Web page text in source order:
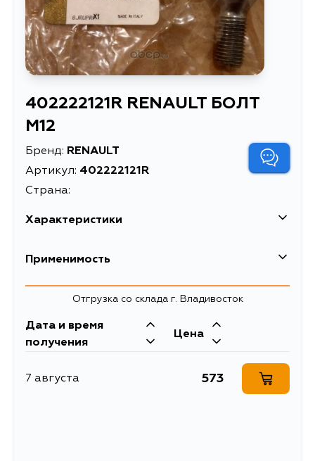
402222121R RENAULT БОЛТ
М12
Бренд: RENAULT
Артикул: 402222121R
Страна:
Характеристики
Масса, кг
Применимость
Отгрузка со склада г. Владивосток
Дата и время
получения
Цена
7 августа 573